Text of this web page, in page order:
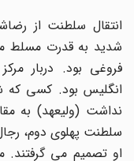
انتقال سلطنت از
شدید به قدرت مسلط
فروغی بود. دربار
انگلیس بود. کسی که
نداشت (ولیعهد) به
سلطنت پهلوی دوم،
او تصمیم می گرفتند.